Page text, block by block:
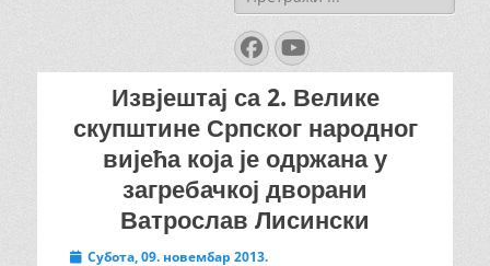
for:
Facebook
YouTube
Извјештај са 2. Велике
скупштине Српског народног
вијећа која је одржана у
загребачкој дворани
Ватрослав Лисински
Posted
Субота, 09. новембар 2013.